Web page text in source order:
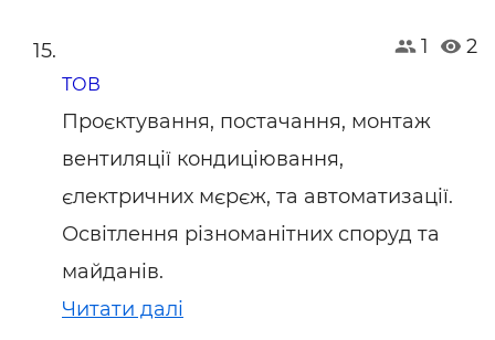
1 2
ТОВ
Проєктування, постачання, монтаж
вентиляцiї кондицiювання,
єлектричних мєрєж, та автоматизацiї.
Освiтлення рiзноманiтних споруд та
майданiв.
Читати далі